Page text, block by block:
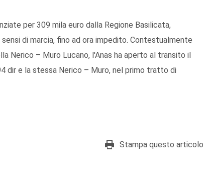
per 309 mila euro dalla Regione Basilicata,
di marcia, fino ad ora impedito. Contestualmente
Nerico – Muro Lucano, l'Anas ha aperto al transito il
dir e la stessa Nerico – Muro, nel primo tratto di
Stampa questo articolo